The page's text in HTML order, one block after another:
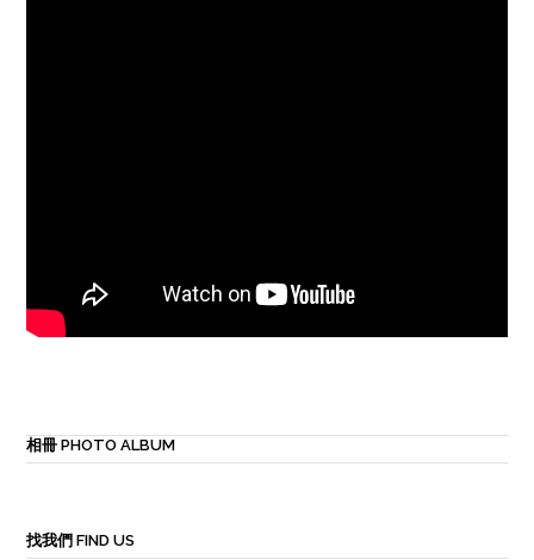
相冊 PHOTO ALBUM
找我們 FIND US